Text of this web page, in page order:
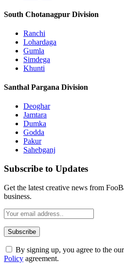
South Chotanagpur Division
Ranchi
Lohardaga
Gumla
Simdega
Khunti
Santhal Pargana Division
Deoghar
Jamtara
Dumka
Godda
Pakur
Sahebganj
Subscribe to Updates
Get the latest creative news from
business.
By signing up, you agree to the
Policy agreement.